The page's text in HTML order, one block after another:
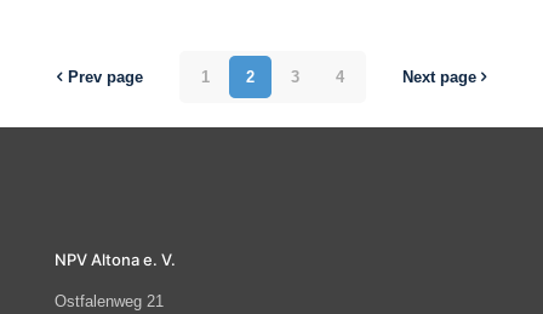
Prev page 1 2 3 4 Next page
NPV Altona e. V.
Ostfalenweg 21